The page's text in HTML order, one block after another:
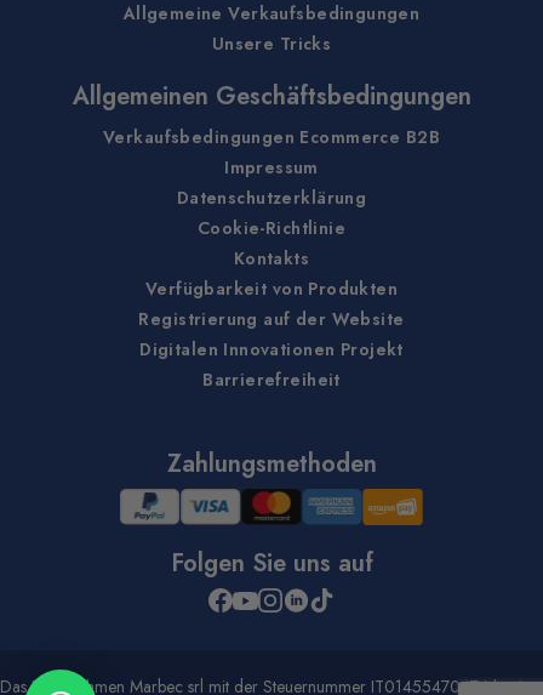
Allgemeine Verkaufsbedingungen
Unsere Tricks
Allgemeinen Geschäftsbedingungen
Verkaufsbedingungen Ecommerce B2B
Impressum
Datenschutzerklärung
Cookie-Richtlinie
Kontakts
Verfügbarkeit von Produkten
Registrierung auf der Website
Digitalen Innovationen Projekt
Barrierefreiheit
Zahlungsmethoden
Folgen Sie uns auf
Das Unternehmen Marbec srl mit der Steuernummer IT01455470474 hat im